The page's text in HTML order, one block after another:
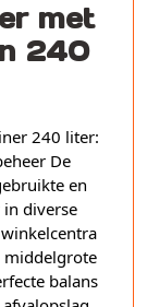
met
240
240 liter:
De
en
diverse
middelgrote
balans